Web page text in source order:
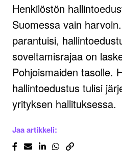
Henkilöstön
Suomessa vain
parantuisi,
soveltamisrajaa on
Pohjoismaiden tasolle.
hallintoedustus tulisi
yrityksen hallituksessa.
Jaa artikkeli: